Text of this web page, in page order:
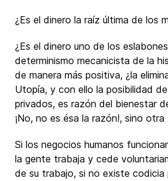
¿Es el dinero la raíz última de los
¿Es el dinero uno de los
determinismo mecanicista de la
de manera más positiva, ¿la
Utopía, y con ello la posibilidad
privados, es razón del bienestar
¡No, no es ésa la razón!, sino
Si los negocios humanos
la gente trabaja y cede
de su trabajo, si no existe codicia